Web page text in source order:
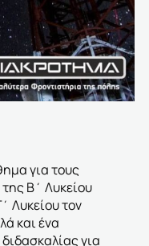
για τους
Β΄ Λυκείου
Λυκείου τον
και ένα
για